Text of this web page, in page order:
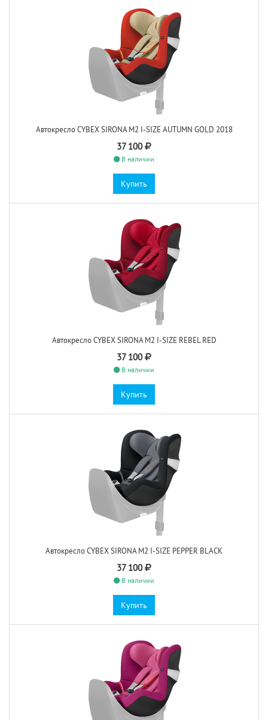
Автокресло CYBEX SIRONA M2 I-SIZE AUTUMN GOLD 2018
37 100
В наличии
Купить
Автокресло CYBEX SIRONA M2 I-SIZE REBEL RED
37 100
В наличии
Купить
Автокресло CYBEX SIRONA M2 I-SIZE PEPPER BLACK
37 100
В наличии
Купить